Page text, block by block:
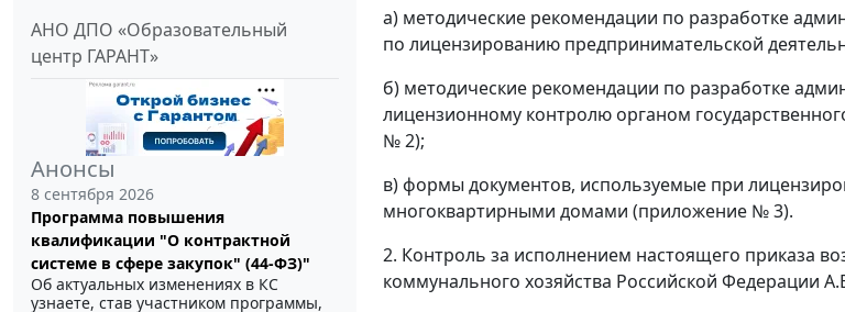
АНО ДПО «Образовательный
центр ГАРАНТ»
Анонсы
8 сентября 2026
Программа повышения
квалификации "О контрактной
системе в сфере закупок" (44-ФЗ)"
Об актуальных изменениях в КС
узнаете, став участником программы,
а) методические рекомендации по разработке
по лицензированию предпринимательской
б) методические рекомендации по разработке
лицензионному контролю органом
№ 2);
в) формы документов, используемые при
многоквартирными домами (приложение № 3).
2. Контроль за исполнением настоящего приказа
коммунального хозяйства Российской Федерации